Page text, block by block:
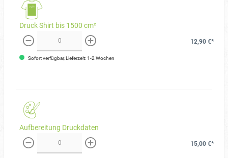
Druck Shirt bis 1500 cm²
weniger mehr
12,90 €*
Sofort verfügbar, Lieferzeit: 1-2 Wochen
Aufbereitung Druckdaten
weniger mehr
15,00 €*